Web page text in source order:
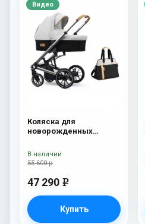
Видео
Коляска для
новорожденных
Sahara
55 600 р
47 290 e
Купить
В наличии